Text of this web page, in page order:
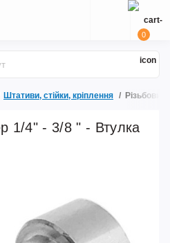
0
Штативи, стійки, кріплення
1/4" - 3/8 " - Втулка